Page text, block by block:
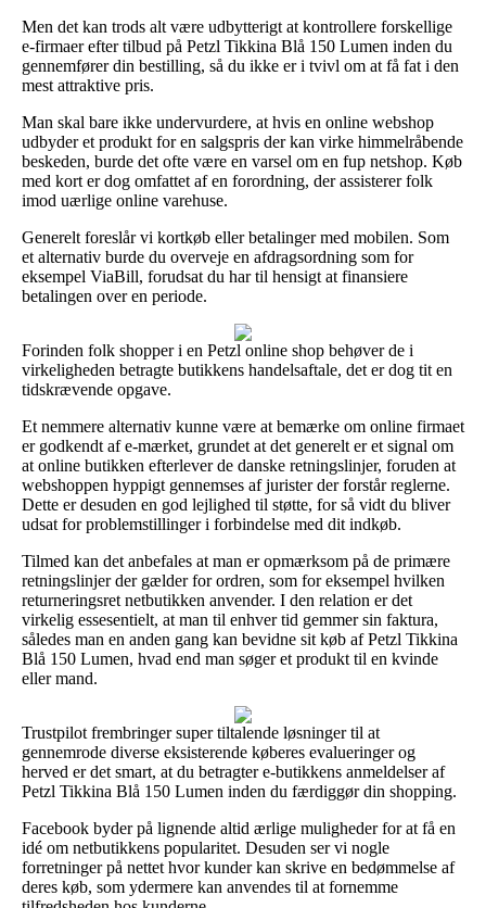
Men det kan trods alt være udbytterigt at kontrollere forskellige
e-firmaer efter tilbud på Petzl Tikkina Blå 150 Lumen inden du
gennemfører din bestilling, så du ikke er i tvivl om at få fat i den
mest attraktive pris.
Man skal bare ikke undervurdere, at hvis en online webshop
udbyder et produkt for en salgspris der kan virke himmelråbende
beskeden, burde det ofte være en varsel om en fup netshop. Køb
med kort er dog omfattet af en forordning, der assisterer folk
imod uærlige online varehuse.
Generelt foreslår vi kortkøb eller betalinger med mobilen. Som
et alternativ burde du overveje en afdragsordning som for
eksempel ViaBill, forudsat du har til hensigt at finansiere
betalingen over en periode.
Forinden folk shopper i en Petzl online shop behøver de i
virkeligheden betragte butikkens handelsaftale, det er dog tit en
tidskrævende opgave.
Et nemmere alternativ kunne være at bemærke om online firmaet
er godkendt af e-mærket, grundet at det generelt er et signal om
at online butikken efterlever de danske retningslinjer, foruden at
webshoppen hyppigt gennemses af jurister der forstår reglerne.
Dette er desuden en god lejlighed til støtte, for så vidt du bliver
udsat for problemstillinger i forbindelse med dit indkøb.
Tilmed kan det anbefales at man er opmærksom på de primære
retningslinjer der gælder for ordren, som for eksempel hvilken
returneringsret netbutikken anvender. I den relation er det
virkelig essesentielt, at man til enhver tid gemmer sin faktura,
således man en anden gang kan bevidne sit køb af Petzl Tikkina
Blå 150 Lumen, hvad end man søger et produkt til en kvinde
eller mand.
Trustpilot frembringer super tiltalende løsninger til at
gennemrode diverse eksisterende køberes evalueringer og
herved er det smart, at du betragter e-butikkens anmeldelser af
Petzl Tikkina Blå 150 Lumen inden du færdiggør din shopping.
Facebook byder på lignende altid ærlige muligheder for at få en
idé om netbutikkens popularitet. Desuden ser vi nogle
forretninger på nettet hvor kunder kan skrive en bedømmelse af
deres køb, som ydermere kan anvendes til at fornemme